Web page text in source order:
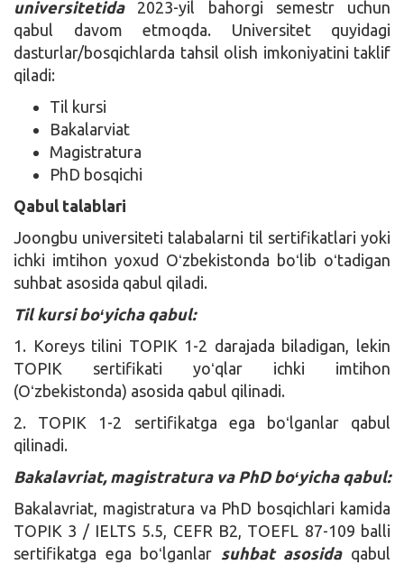
universitetida2023-yil bahorgi semestr uchun
qabul davom etmoqda. Universitet quyidagi
dasturlar/bosqichlarda tahsil olish imkoniyatini taklif
qiladi:
Til kursi
Bakalarviat
Magistratura
PhD bosqichi
Qabul talablari
Joongbu universiteti talabalarni til sertifikatlari yoki
ichki imtihon yoxud Oʻzbekistonda boʻlib oʻtadigan
suhbat asosida qabul qiladi.
Til kursi boʻyicha qabul:
1. Koreys tilini TOPIK 1-2 darajada biladigan, lekin
TOPIK sertifikati yoʻqlar ichki imtihon
(Oʻzbekistonda) asosida qabul qilinadi.
2. TOPIK 1-2 sertifikatga ega boʻlganlar qabul
qilinadi.
Bakalavriat, magistratura va PhD boʻyicha qabul:
Bakalavriat, magistratura va PhD bosqichlari kamida
TOPIK 3 / IELTS 5.5, CEFR B2, TOEFL 87-109 balli
sertifikatga ega boʻlganlar suhbat asosida qabul